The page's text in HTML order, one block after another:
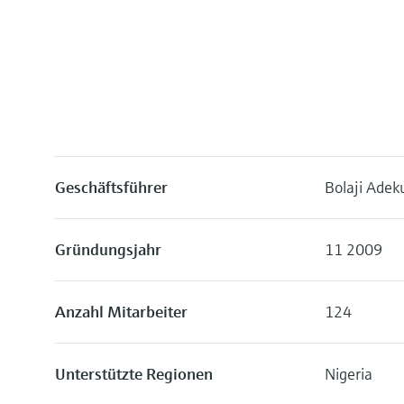
Geschäftsführer Bolaji
Gründungsjahr 11 2009
Anzahl Mitarbeiter 124
Unterstützte Regionen Nigeria